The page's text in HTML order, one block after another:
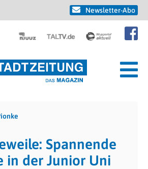
Newsletter-Abo
Spannende
in der Junior Uni